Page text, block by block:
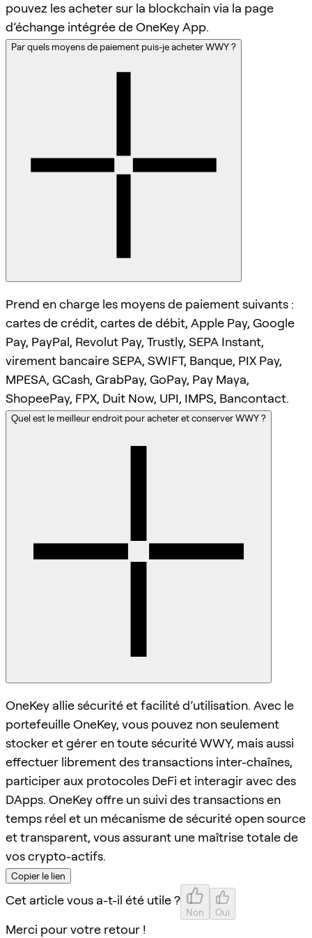
pouvez les acheter sur la blockchain via la page
d’échange intégrée de OneKey App.
Par quels moyens de paiement puis-je acheter WWY ?
Prend en charge les moyens de paiement suivants :
cartes de crédit, cartes de débit, Apple Pay, Google
Pay, PayPal, Revolut Pay, Trustly, SEPA Instant,
virement bancaire SEPA, SWIFT, Banque, PIX Pay,
MPESA, GCash, GrabPay, GoPay, Pay Maya,
ShopeePay, FPX, Duit Now, UPI, IMPS, Bancontact.
Quel est le meilleur endroit pour acheter et conserver WWY ?
OneKey allie sécurité et facilité d’utilisation. Avec le
portefeuille OneKey, vous pouvez non seulement
stocker et gérer en toute sécurité WWY, mais aussi
effectuer librement des transactions inter-chaînes,
participer aux protocoles DeFi et interagir avec des
DApps. OneKey offre un suivi des transactions en
temps réel et un mécanisme de sécurité open source
et transparent, vous assurant une maîtrise totale de
vos crypto-actifs.
Copier le lien
Cet article vous a-t-il été utile ?
Non Oui
Merci pour votre retour !